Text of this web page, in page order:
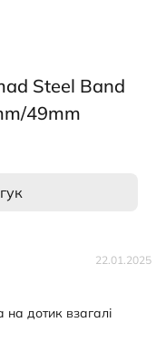
Steel Band
49mm
22.01.2025
на дотик взагалі